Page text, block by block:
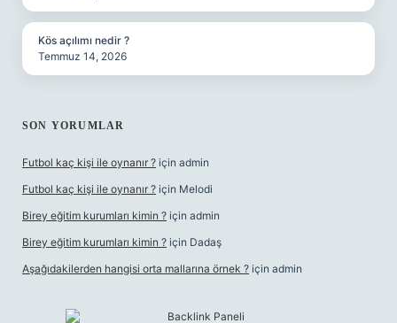
Kös açılımı nedir ?
Temmuz 14, 2026
SON YORUMLAR
Futbol kaç kişi ile oynanır ? için admin
Futbol kaç kişi ile oynanır ? için Melodi
Birey eğitim kurumları kimin ? için admin
Birey eğitim kurumları kimin ? için Dadaş
Aşağıdakilerden hangisi orta mallarına örnek ? için admin